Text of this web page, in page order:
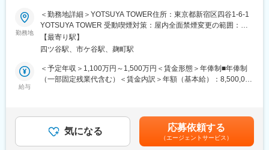
堂駅、麹町駅、九品仏駅、赤羽橋駅、岩本町駅、神泉駅、京成上
野駅、築地市場駅、新宿西口駅、菊川駅(東京都)、大師前駅、巣鴨
駅、南新宿駅、幡ケ谷駅、大崎広小路駅、浜松町駅、東池袋駅、
祐天寺駅、二重橋前駅、水道橋駅、北品川駅、日比谷駅、立川南
越駅、市川真間駅、リゾートゲートウェイ・ステーション駅、幸
谷駅、京成幕張本郷駅、八柱駅、原木中山駅、船橋競馬場駅、西
駅、千里中央駅(大阪モノレール)、玉川駅(大阪府)、鴫野駅、白鷺
駅、大阪天満宮駅、千鳥橋駅、大小路駅、宮之阪駅、高槻駅、東
花園駅、石津駅(大阪府)、萩原天神駅、摂津富田駅、大阪阿部野橋
・外部事業者との提携による、新規事業の創出
■チーム紹介
PayPayにおける保険サービスの新規事業企画・立ち上げや、ほけ
私たちのミッションは、保険のデジタルプラットフォーマーとな
り、ユーザーにとって最も利便性の高いデジタル保険サービスを
PayPayをNo1のFintech企業に。という全社のミッションを達成
するため、PayPayアプリの上でお金にまつわるすべて（「つか
う」以外に「ためる」「ふやす」「かりる」「そなえる」「かん
◇本ポジションの魅力◇
◎保険会社とのアライアンススキームを自ら設計可能
◎7,000万超ユーザー基盤へのダイレクトな事業インパクト
◎保険×決済×データを掛け合わせた新しい金融サービス設計
◎既存金融の枠組みを超えた「プラットフォーム側」の経験獲得
おります。
今後、さらに保険のプラットフォーマーを目指して多様な商品の
追加や機能拡充をスピード感を持って進めていく予定となりま
勤務地
＜勤務地詳細＞YOTSUYA TOWER住所：東京都新宿区四谷1-6-1
YOTSUYA TOWER 受動喫煙対策：屋内全面禁煙変更の範囲：会
社の定める事業所（リモートワーク含む）
【最寄り駅】
四ツ谷駅、市ケ谷駅、麹町駅
給与
＜予定年収＞1,100万円～1,500万円＜賃金形態＞年俸制■年俸制
（一部固定残業代含む）＜賃金内訳＞年額（基本給）：8,500,000
む）＜昇給有無＞有＜残業手当＞有＜給与補足＞■経験、スキル、
業績、貢献度に応じ当社規定により決定■毎年1回見直し■会社業
績および個人貢献度により特別一時金（インセンティブ）を支給
気になる 応募依頼する
（エージェントサービス）